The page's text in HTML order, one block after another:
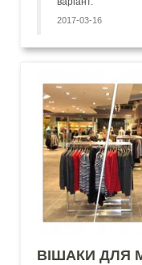
2017-03-16
ВІШАКИ ДЛЯ